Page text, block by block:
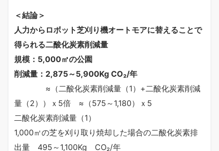
＜結論＞
人力からロボット芝刈り機オートモアに替えることで
得られる二酸化炭素削減量
規模：5,000㎡の公園
削減量：2,875～5,900Kg CO₂/年
≈（二酸化炭素削減量（1）+二酸化炭素削減
量（2））ｘ5倍 ≈（575～1,180）ｘ5
二酸化炭素削減量（1）
1,000㎡の芝を刈り取り焼却した場合の二酸化炭素排
出量 495～1,100Kg CO₂/年